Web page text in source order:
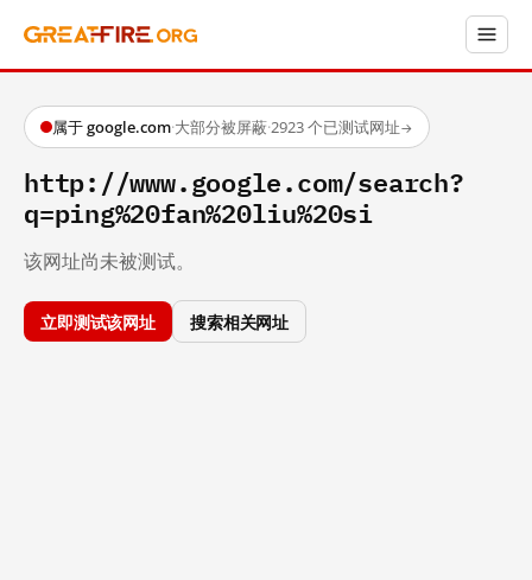
属于 google.com·大部分被屏蔽·2923 个已测试网址→
http://www.google.com/search?
q=ping%20fan%20liu%20si
该网址尚未被测试。
立即测试该网址 搜索相关网址